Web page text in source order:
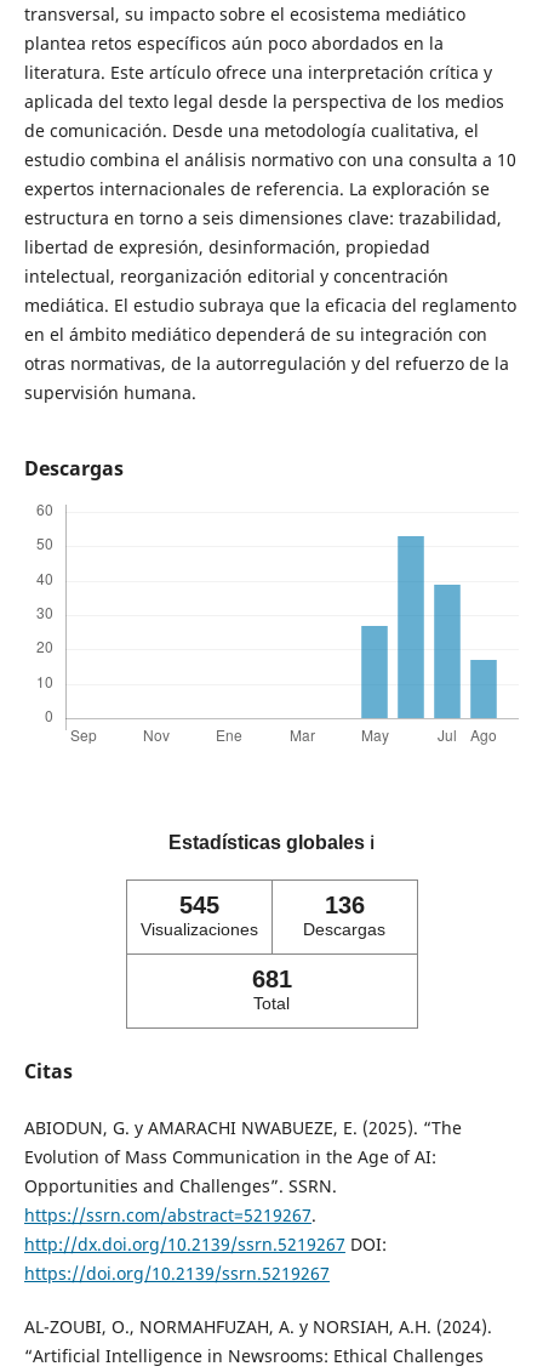
transversal, su impacto sobre el ecosistema mediático
plantea retos específicos aún poco abordados en la
literatura. Este artículo ofrece una interpretación crítica y
aplicada del texto legal desde la perspectiva de los medios
de comunicación. Desde una metodología cualitativa, el
estudio combina el análisis normativo con una consulta a 10
expertos internacionales de referencia. La exploración se
estructura en torno a seis dimensiones clave: trazabilidad,
libertad de expresión, desinformación, propiedad
intelectual, reorganización editorial y concentración
mediática. El estudio subraya que la eficacia del reglamento
en el ámbito mediático dependerá de su integración con
otras normativas, de la autorregulación y del refuerzo de la
supervisión humana.
Descargas
Estadísticas globales ℹ️
545
Visualizaciones
136
Descargas
681
Total
Citas
ABIODUN, G. y AMARACHI NWABUEZE, E. (2025). “The
Evolution of Mass Communication in the Age of AI:
Opportunities and Challenges”. SSRN.
https://ssrn.com/abstract=5219267.
http://dx.doi.org/10.2139/ssrn.5219267 DOI:
https://doi.org/10.2139/ssrn.5219267
AL-ZOUBI, O., NORMAHFUZAH, A. y NORSIAH, A.H. (2024).
“Artificial Intelligence in Newsrooms: Ethical Challenges